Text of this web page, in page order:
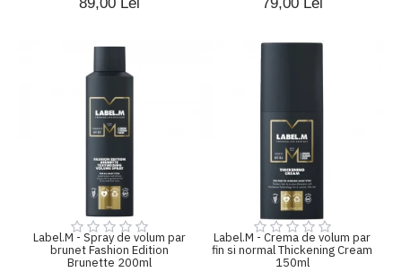
89,00 Lei 79,00 Lei
Label.M - Spray de volum par
brunet Fashion Edition
Brunette 200ml
Label.M - Crema de volum par
fin si normal Thickening Cream
150ml